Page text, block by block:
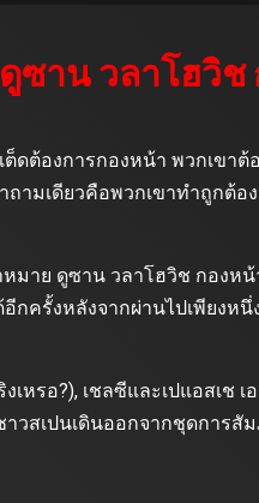
ซาน วลาโฮวิ
ดต้องการกองหน้า พวกเขา
ามเดียวคือพวกเขาทำถูกต้
มาย ดูซาน วลาโฮวิช กองห
รั้งหลังจากผ่านไปเพียงหนึ่
รอ?), เชลซีและเปแอสเช เ
าวสเปนเดินออกจากชุดกา